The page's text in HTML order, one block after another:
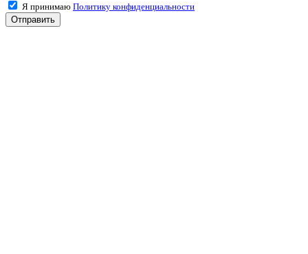
Я принимаю Политику конфиденциальности
Отправить